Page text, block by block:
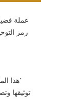
*هذا